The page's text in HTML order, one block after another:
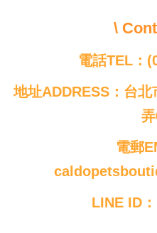
\
電話TEL：
地址ADDRESS：台
電郵
LINE ID